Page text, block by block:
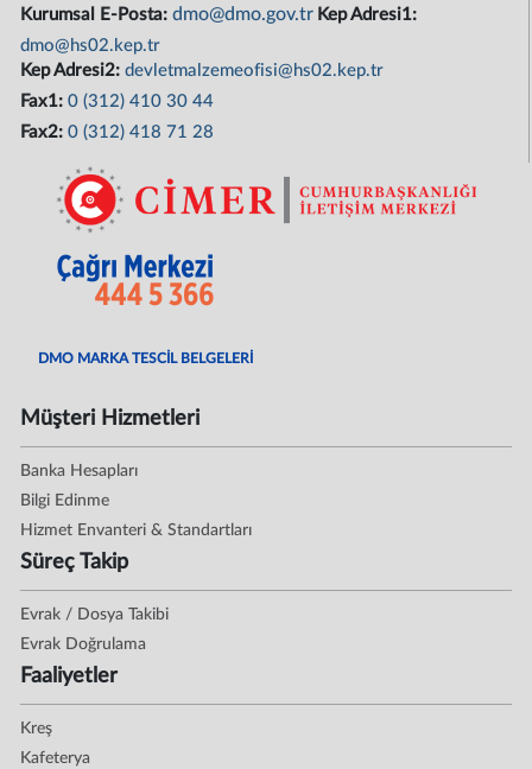
Kurumsal E-Posta:dmo@dmo.gov.tr Kep Adresi1:
dmo@hs02.kep.tr
Kep Adresi2:devletmalzemeofisi@hs02.kep.tr
Fax1:0 (312) 410 30 44
Fax2:0 (312) 418 71 28
DMO MARKA TESCİL BELGELERİ
Müşteri Hizmetleri
Banka Hesapları
Bilgi Edinme
Hizmet Envanteri & Standartları
Süreç Takip
Evrak / Dosya Takibi
Evrak Doğrulama
Faaliyetler
Kreş
Kafeterya